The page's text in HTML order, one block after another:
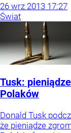
26 wrz 2013 17:27
Świat
Tusk:
Polaków
Donald Tusk
że pieniądze